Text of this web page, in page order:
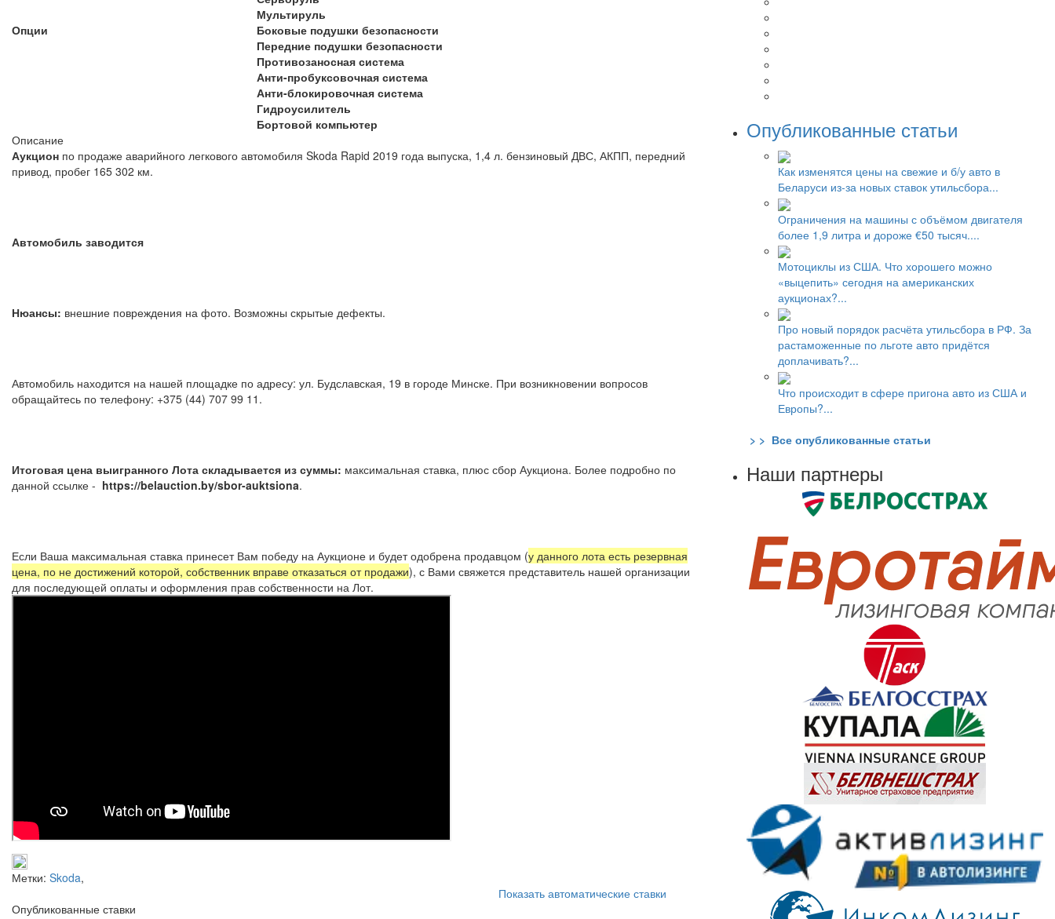
Опции
Мультируль
Боковые подушки безопасности
Передние подушки безопасности
Противозаносная система
Анти-пробуксовочная система
Анти-блокировочная система
Гидроусилитель
Бортовой компьютер
Описание
Аукцион по продаже аварийного легкового автомобиля Skoda Rapid 2019 года выпуска, 1,4 л. бензиновый ДВС, АКПП, передний
привод, пробег 165 302 км.
Автомобиль заводится
Нюансы: внешние повреждения на фото. Возможны скрытые дефекты.
Автомобиль находится на нашей площадке по адресу: ул. Будславская, 19 в городе Минске. При возникновении вопросов
обращайтесь по телефону: +375 (44) 707 99 11.
Итоговая цена выигранного Лота складывается из суммы: максимальная ставка, плюс сбор Аукциона. Более подробно по
данной ссылке - https://belauction.by/sbor-auktsiona.
Если Ваша максимальная ставка принесет Вам победу на Аукционе и будет одобрена продавцом (у данного лота есть резервная
цена, по не достижений которой, собственник вправе отказаться от продажи), с Вами свяжется представитель нашей организации
для последующей оплаты и оформления прав собственности на Лот.
Метки: Skoda,
Показать автоматические ставки
Опубликованные ставки
Опубликованные статьи
Как изменятся цены на свежие и б/у авто в
Беларуси из-за новых ставок утильсбора...
Ограничения на машины с объёмом двигателя
более 1,9 литра и дороже €50 тысяч....
Мотоциклы из США. Что хорошего можно
«выцепить» сегодня на американских
аукционах?...
Про новый порядок расчёта утильсбора в РФ. За
растаможенные по льготе авто придётся
доплачивать?...
Что происходит в сфере пригона авто из США и
Европы?...
> > Все опубликованные статьи
Наши партнеры